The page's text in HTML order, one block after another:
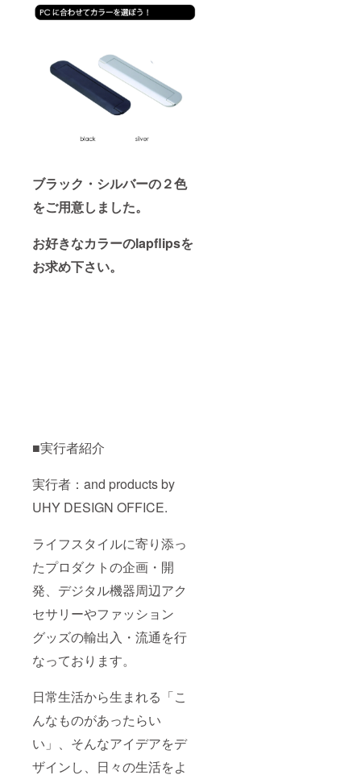
ブラック・シルバーの２色
をご用意しました。
お好きなカラーのlapflipsを
お求め下さい。
■実行者紹介
実行者：and products by
UHY DESIGN OFFICE.
ライフスタイルに寄り添っ
たプロダクトの企画・開
発、デジタル機器周辺アク
セサリーやファッション
グッズの輸出入・流通を行
なっております。
日常生活から生まれる「こ
んなものがあったらい
い」、そんなアイデアをデ
ザインし、日々の生活をよ